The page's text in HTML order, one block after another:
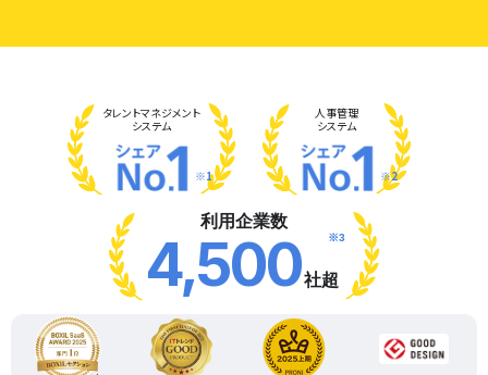
タレントマネジメント
システム
※1
人事管理
システム
※2
利用企業数
4,500社超
※3